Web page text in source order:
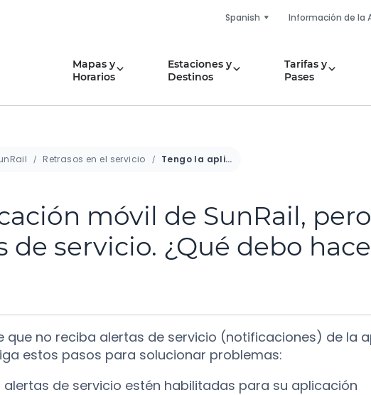
Spanish Información de la
Mapas y
Horarios
Estaciones y
Destinos
Tarifas y
Pases
Retrasos en el servicio Tengo la aplicación móvil de SunRail, pero no recibo alertas de servicio. ¿Qué debo hacer?
móvil de SunRail,
de servicio. ¿Qué debo
que no reciba alertas de servicio (notificaciones) de la
estos pasos para solucionar problemas:
alertas de servicio estén habilitadas para su aplicación